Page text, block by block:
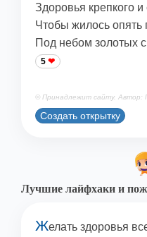
Здоровья крепкого и
Чтобы жилось опять
Под небом золотых
5
© Принадлежит сайту. Автор:
Создать открытку
Лучшие лайфхаки и
Желать здоровья